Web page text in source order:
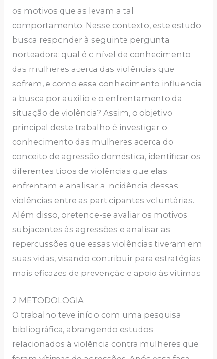
os motivos que as levam a tal
comportamento. Nesse contexto, este estudo
busca responder à seguinte pergunta
norteadora: qual é o nível de conhecimento
das mulheres acerca das violências que
sofrem, e como esse conhecimento influencia
a busca por auxílio e o enfrentamento da
situação de violência? Assim, o objetivo
principal deste trabalho é investigar o
conhecimento das mulheres acerca do
conceito de agressão doméstica, identificar os
diferentes tipos de violências que elas
enfrentam e analisar a incidência dessas
violências entre as participantes voluntárias.
Além disso, pretende-se avaliar os motivos
subjacentes às agressões e analisar as
repercussões que essas violências tiveram em
suas vidas, visando contribuir para estratégias
mais eficazes de prevenção e apoio às vítimas.
2 METODOLOGIA
O trabalho teve início com uma pesquisa
bibliográfica, abrangendo estudos
relacionados à violência contra mulheres que